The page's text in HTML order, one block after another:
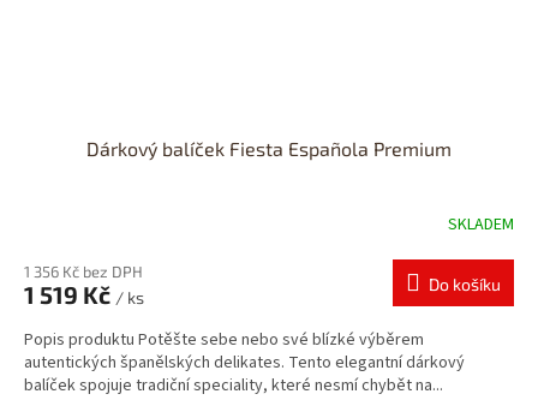
Dárkový balíček Fiesta Española Premium
SKLADEM
1 356 Kč bez DPH
1 519 Kč / ks
Do košíku
Popis produktu Potěšte sebe nebo své blízké výběrem
autentických španělských delikates. Tento elegantní dárkový
balíček spojuje tradiční speciality, které nesmí chybět na...